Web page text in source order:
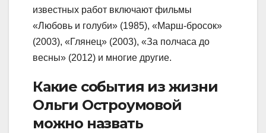
известных работ включают фильмы
«Любовь и голуби» (1985), «Марш-бросок»
(2003), «Глянец» (2003), «За полчаса до
весны» (2012) и многие другие.
Какие события из жизни
Ольги Остроумовой
можно назвать